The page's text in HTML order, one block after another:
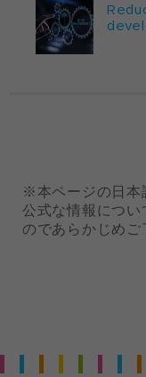
※本ページの日本
公式な情報につ
のであらかじめご